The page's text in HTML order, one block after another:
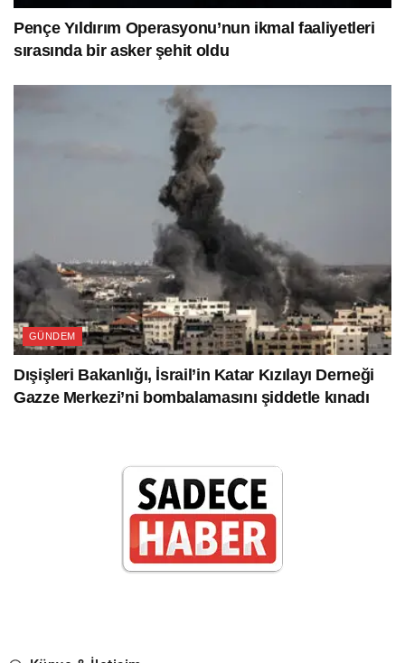
Pençe Yıldırım Operasyonu’nun ikmal faaliyetleri
sırasında bir asker şehit oldu
GÜNDEM
Dışişleri Bakanlığı, İsrail’in Katar Kızılayı Derneği
Gazze Merkezi’ni bombalamasını şiddetle kınadı